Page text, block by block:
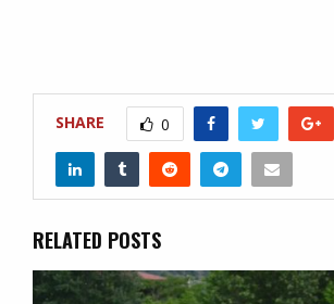
SHARE 0
RELATED POSTS